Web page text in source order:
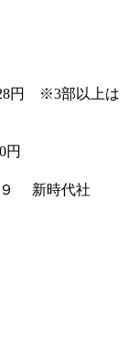
円 ※3部以上は
円
９ 新時代社